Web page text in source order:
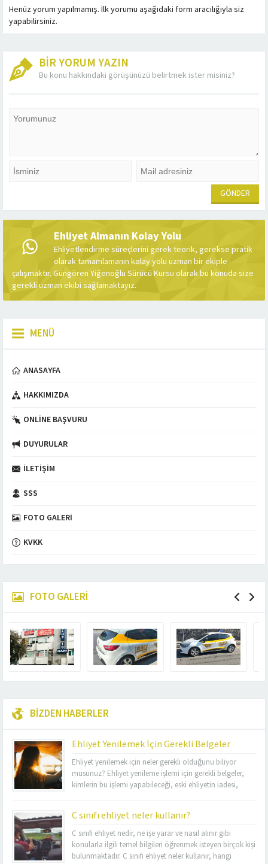
Henüz yorum yapılmamış. İlk yorumu aşağıdaki form aracılığıyla siz
yapabilirsiniz.
BİR YORUM YAZIN
Bu konu hakkındaki görüşünüzü belirtmek ister misiniz?
Ehliyet Almanın Kolay Yolu
Ehliyetlendirme süreçlerini gerek teorik, gerekse pratik
olarak tamamlamanın kolay yolu uzman bir ekiple
çalışmaktır. Güngören Yiğenoğlu Sürücü Kursu olarak bu konuda size
gerekli uzman ekibi sağlamaktayız.
MENÜ
ANASAYFA
HAKKIMIZDA
ONLINE BAŞVURU
DUYURULAR
İLETIŞIM
SSS
FOTO GALERI
KVKK
FOTO GALERİ
BİZDEN HABERLER
Ehliyet Yenilemek İçin Gerekli Belgeler
Ehliyet yenilemek için neler gerekli olduğunu biliyor
musunuz? Ehliyet yenileme işlemi için gerekli belgeler,
kimlerin bu işlemi yapabileceği, eski ehliyetin iadesi,
yazıda bulabilirsiniz. Ehliyet yenilemek için gerekli
evrakları ve diğer detayları öğrenerek işleminizi
kolaylıkla...
C sınıfı ehliyet neler kullanır?
C sınıfı ehliyet nedir, ne işe yarar ve nasıl alınır gibi
konularla ilgili temel bilgileri öğrenmek isteyen birçok kişi
bulunmaktadır. C sınıfı ehliyet neler kullanır, hangi